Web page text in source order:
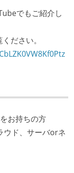
でもご紹介し
ださい。
お持ちの方
ウド、サーバorネ